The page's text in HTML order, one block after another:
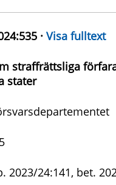
· Visa fulltext
straffrättsliga
stater
2023/24:141, bet.